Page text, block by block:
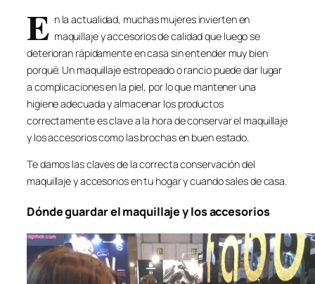
E n la actualidad, muchas mujeres invierten en
maquillaje y accesorios de calidad que luego se
deterioran rápidamente en casa sin entender muy bien
porqué. Un maquillaje estropeado o rancio puede dar lugar
a complicaciones en la piel, por lo que mantener una
higiene adecuada y almacenar los productos
correctamente es clave a la hora de conservar el maquillaje
y los accesorios como las brochas en buen estado.
Te damos las claves de la correcta conservación del
maquillaje y accesorios en tu hogar y cuando sales de casa.
Dónde guardar el maquillaje y los accesorios